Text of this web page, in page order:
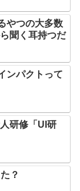
やつの大多数
聞く耳持つだ
ンパクトって
研修「UI研
？